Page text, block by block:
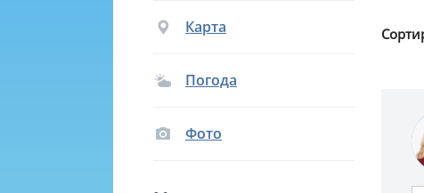
Карта
Погода
Фото